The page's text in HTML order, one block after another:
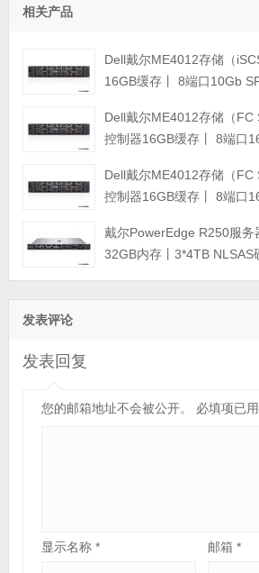
相关产品
Dell戴尔ME4012存储（
16GB缓存丨 8端口10Gb
列
Dell戴尔ME4012存储（FC
控制器16GB缓存丨 8端口
磁盘阵列
Dell戴尔ME4012存储（FC
控制器16GB缓存丨 8端口
盘阵列
戴尔PowerEdge R250服务
32GB内存丨3*4TB NLSAS
发表评论
发表回复
您的邮箱地址不会被公开。 必填项已用
显示名称 * 邮箱*